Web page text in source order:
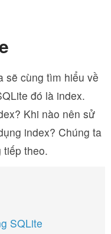
sẽ cùng tìm hiểu về
đó là index.
Khi nào nên sử
index? Chúng ta
tiếp theo.
SQLite